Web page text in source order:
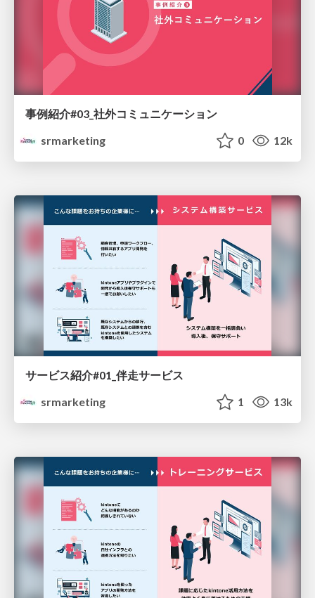
事例紹介#03_社外コミュニケーション
srmarketing
0 12k
サービス紹介#01_伴走サービス
srmarketing
1 13k